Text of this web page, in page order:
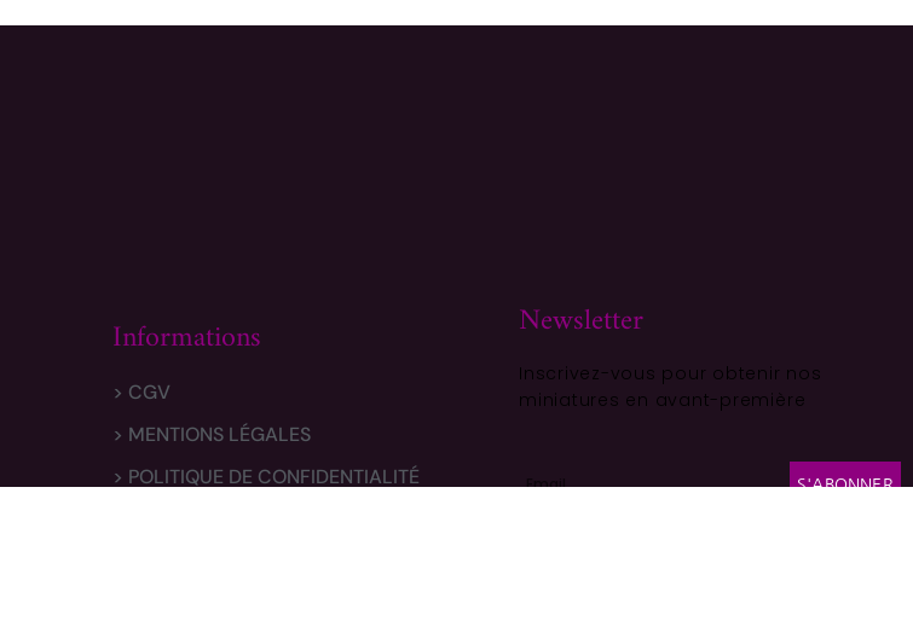
Informations
> CGV
> MENTIONS LÉGALES
> POLITIQUE DE CONFIDENTIALITÉ
Newsletter
Inscrivez-vous pour obtenir nos
miniatures en avant-première
S'ABONNER